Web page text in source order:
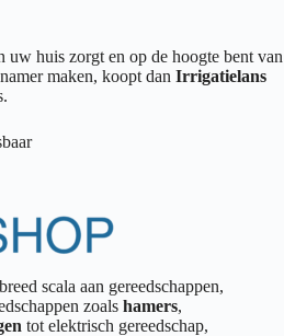
huis zorgt en op de hoogte bent van
maken, koopt dan Irrigatielans
scala aan gereedschappen,
zoalshamers,
tot elektrisch gereedschap,